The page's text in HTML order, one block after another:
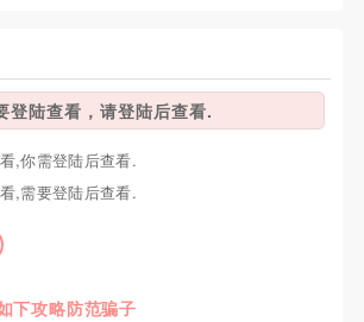
登陆查看，请登陆后查看.
,你需登陆后查看.
,需要登陆后查看.
下攻略防范骗子